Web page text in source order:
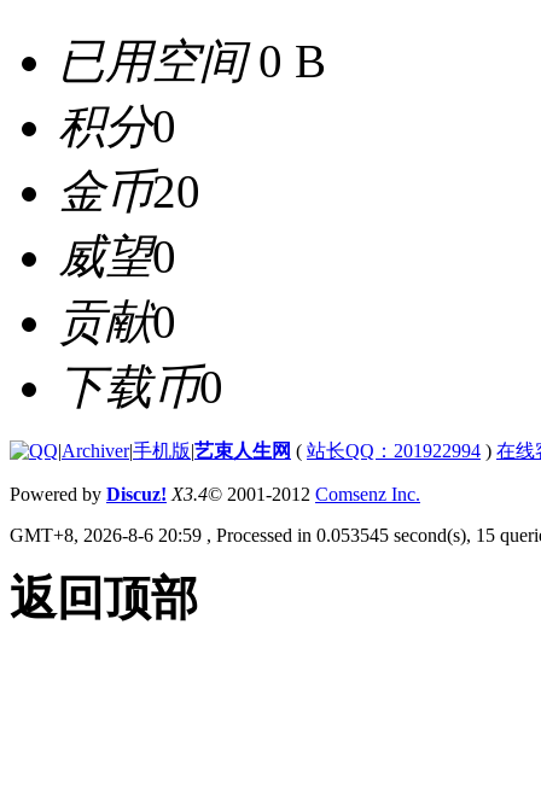
已用空间0 B
积分0
金币20
威望0
贡献0
下载币0
|Archiver|手机版|艺束人生网 ( 站长QQ：201922994 ) 在线
Powered by Discuz! X3.4© 2001-2012 Comsenz Inc.
GMT+8, 2026-8-6 20:59 , Processed in 0.053545 second(s), 15
返回顶部